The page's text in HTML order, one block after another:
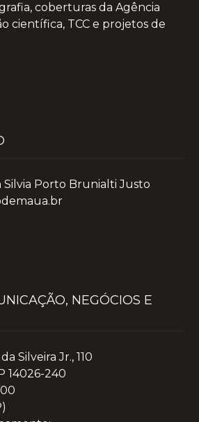
coberturas da Agência
científica, TCC e projetos de
Silvia Porto Brunialti Justo
NEGÓCIOS E
Silveira Jr., 110
14026-240